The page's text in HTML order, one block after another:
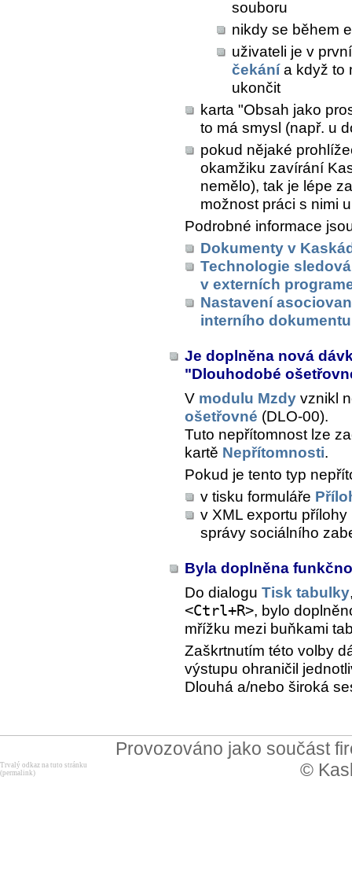
souboru
nikdy se během
uživateli je v
čekánía když to
ukončit
karta "Obsah jako
to má smysl (např. u
pokud nějaké
okamžiku zavírání
nemělo), tak je lépe
možnost práci s nimi
Podrobné informace
Dokumenty v
Technologie
v externích
Nastavení
interního dokumentu
Je doplněna nová
"Dlouhodobé
V modulu Mzdy vznikl
ošetřovné (DLO-00).
Tuto nepřítomnost lze
kartě Nepřítomnosti.
Pokud je tento typ
v tisku formuláře
v XML exportu
správy sociálního
Byla doplněna
Do dialogu Tisk tabulky
<Ctrl+R>, bylo
mřížku mezi buňkami
Zaškrtnutím této volby
výstupu ohraničil
Dlouhá a/nebo široká
Provozováno jako součást
©
Trvalý odkaz na tuto stránku
(permalink)